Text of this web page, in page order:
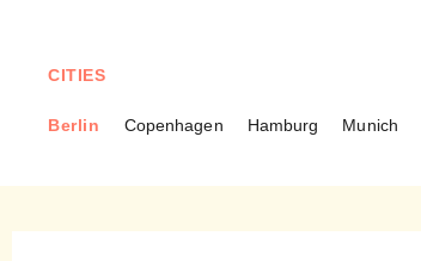
CITIES
Berlin Copenhagen Hamburg Munich